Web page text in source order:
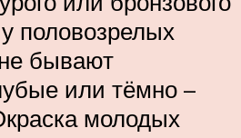
половозрелых
бывают
или тёмно –
молодых